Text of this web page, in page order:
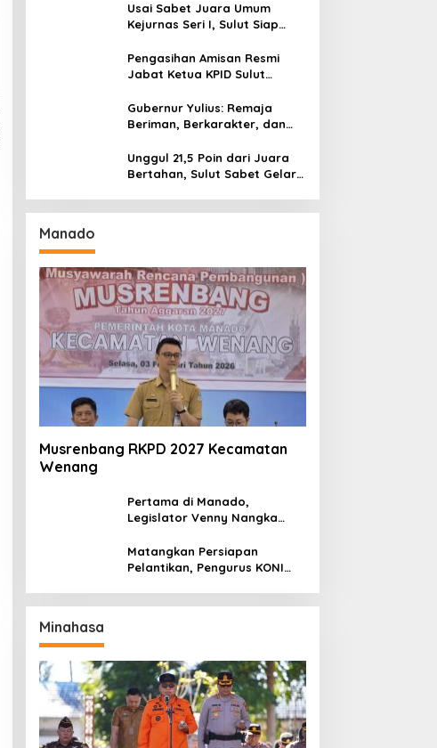
Usai Sabet Juara Umum
Kejurnas Seri I, Sulut Siap
Seri II Piala Presiden di
Tompaso
Pengasihan Amisan Resmi
Jabat Ketua KPID Sulut
Gubernur Yulius: Remaja
Beriman, Berkarakter, dan
Sulawesi Utara
Unggul 21,5 Poin dari Juara
Bertahan, Sulut Sabet Gelar
Manado
Musrenbang RKPD 2027 Kecamatan
Wenang
Pertama di Manado,
Legislator Venny Nangka
Titiwungen Utara
Matangkan Persiapan
Pelantikan, Pengurus KONI
Minahasa